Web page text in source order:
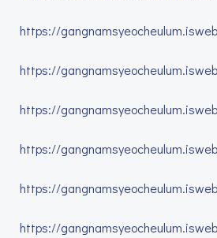
https://
https://
https://
https://
https://
https://